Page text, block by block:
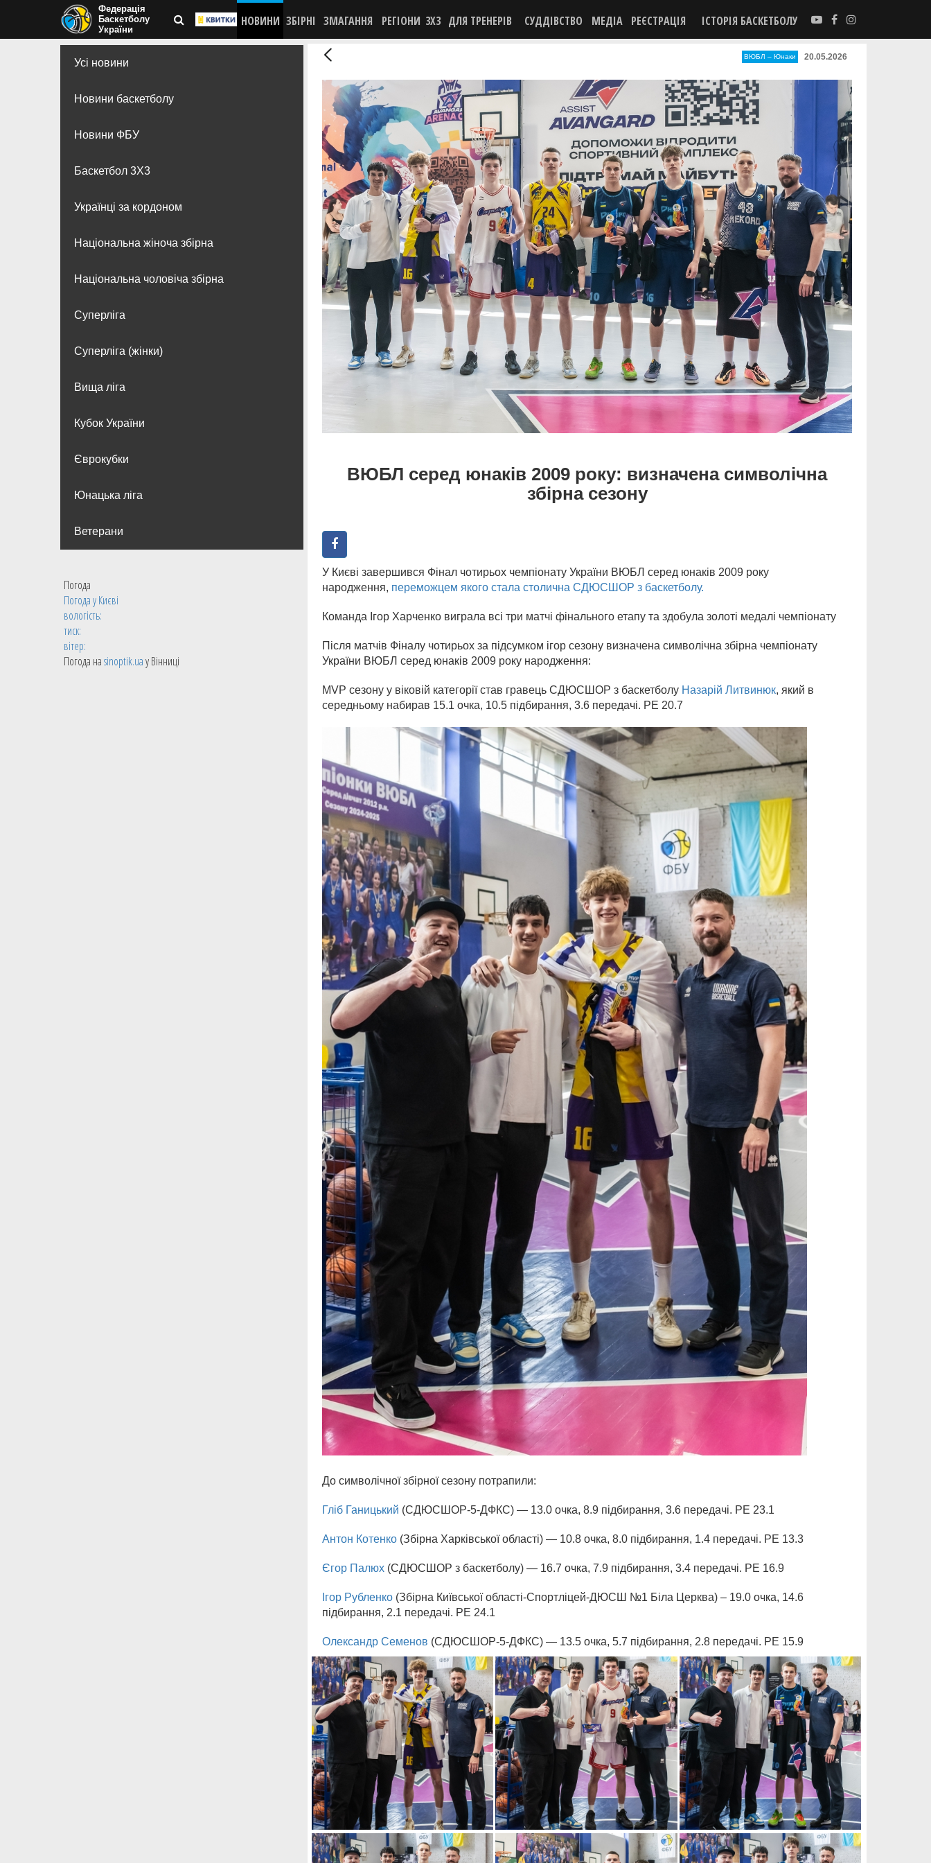
Федерація
Баскетболу
України
НОВИНИ ЗБІРНІ ЗМАГАННЯ РЕГІОНИ 3X3 ДЛЯ ТРЕНЕРІВ СУДДІВСТВО МЕДІА РЕЄСТРАЦІЯ ІСТОРІЯ БАСКЕТБОЛУ
Усі новини
Новини баскетболу
Новини ФБУ
Баскетбол 3Х3
Українці за кордоном
Національна жіноча збірна
Національна чоловіча збірна
Суперліга
Суперліга (жінки)
Вища лiга
Кубок України
Єврокубки
Юнацька ліга
Ветерани
Погода
Погода уКиєві
вологість:
тиск:
вітер:
Погода наsinoptik.uaу Вінниці
ВЮБЛ – Юнаки 20.05.2026
ВЮБЛ серед юнаків 2009 року: визначена символічна
збірна сезону
У Києві завершився Фінал чотирьох чемпіонату України ВЮБЛ серед юнаків 2009 року
народження, переможцем якого стала столична СДЮСШОР з баскетболу.
Команда Ігор Харченко виграла всі три матчі фінального етапу та здобула золоті медалі чемпіонату
Після матчів Фіналу чотирьох за підсумком ігор сезону визначена символічна збірна чемпіонату
України ВЮБЛ серед юнаків 2009 року народження:
MVP сезону у віковій категорії став гравець СДЮСШОР з баскетболу Назарій Литвинюк, який в
середньому набирав 15.1 очка, 10.5 підбирання, 3.6 передачі. РЕ 20.7
До символічної збірної сезону потрапили:
Гліб Ганицький (СДЮСШОР-5-ДФКС) — 13.0 очка, 8.9 підбирання, 3.6 передачі. РЕ 23.1
Антон Котенко (Збірна Харківської області) — 10.8 очка, 8.0 підбирання, 1.4 передачі. РЕ 13.3
Єгор Палюх (СДЮСШОР з баскетболу) — 16.7 очка, 7.9 підбирання, 3.4 передачі. РЕ 16.9
Ігор Рубленко (Збірна Київської області-Спортліцей-ДЮСШ №1 Біла Церква) – 19.0 очка, 14.6
підбирання, 2.1 передачі. РЕ 24.1
Олександр Семенов (СДЮСШОР-5-ДФКС) — 13.5 очка, 5.7 підбирання, 2.8 передачі. РЕ 15.9